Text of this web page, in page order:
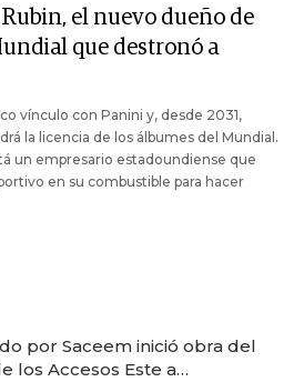
el nuevo dueño de
que destronó a
vínculo con Panini y, desde 2031,
la licencia de los álbumes del Mundial.
un empresario estadoundiense que
en su combustible para hacer
por Saceem inició obra del
los Accesos Este a